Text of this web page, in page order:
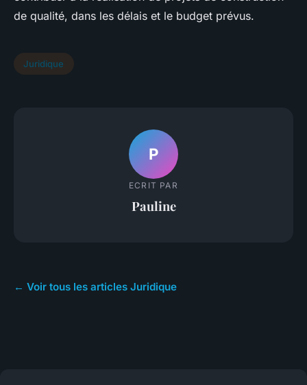
de qualité, dans les délais et le budget prévus.
Juridique
P
ECRIT PAR
Pauline
← Voir tous les articles Juridique